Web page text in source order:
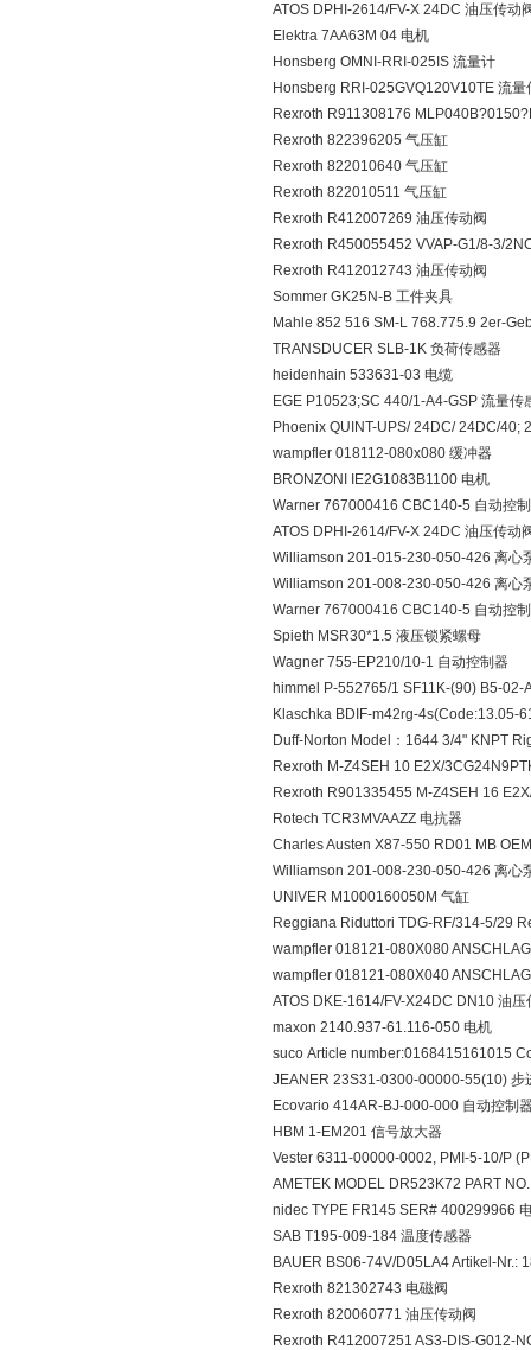
ATOS DPHI-2614/FV-X 24DC 油压传动
Elektra 7AA63M 04 电机
Honsberg OMNI-RRI-025IS 流量计
Honsberg RRI-025GVQ120V10TE 流量
Rexroth R911308176
Rexroth 822396205 气压缸
Rexroth 822010640 气压缸
Rexroth 822010511 气压缸
Rexroth R412007269 油压传动阀
Rexroth R450055452 VVAP-G1/8-3/
Rexroth R412012743 油压传动阀
Sommer GK25N-B 工件夹具
Mahle 852 516 SM-L 768.775.9 2er-
TRANSDUCER SLB-1K 负荷传感器
heidenhain 533631-03 电缆
EGE P10523;SC 440/1-A4-GSP 流量传
Phoenix QUINT-UPS/ 24DC/ 24DC/40;
wampfler 018112-080x080 缓冲器
BRONZONI IE2G1083B1100 电机
Warner 767000416 CBC140-5 自动控
ATOS DPHI-2614/FV-X 24DC 油压传动
Williamson 201-015-230-050-426 离心
Williamson 201-008-230-050-426 离心
Warner 767000416 CBC140-5 自动控
Spieth MSR30*1.5 液压锁紧螺母
Wagner 755-EP210/10-1 自动控制器
himmel P-552765/1 SF11K-(90) B5-02-
Klaschka BDIF-m42rg-4s(Code:13.05-
Duff-Norton Model：1644 3/4" KNPT
Rexroth M-Z4SEH 10 E2X/
Rexroth R901335455 M-Z4SEH 16
Rotech TCR3MVAAZZ 电抗器
Charles Austen X87-550 RD01 MB
Williamson 201-008-230-050-426 离心
UNIVER M1000160050M 气缸
Reggiana Riduttori TDG-RF/314-5/29
wampfler 018121-080X080
wampfler 018121-080X040
ATOS DKE-1614/FV-X24DC DN10 油压
maxon 2140.937-61.116-050 电机
suco Article number:0168415161015
JEANER 23S31-0300-00000-55(10) 步
Ecovario 414AR-BJ-000-000 自动控制
HBM 1-EM201 信号放大器
Vester 6311-00000-0002, PMI-5-10/P
AMETEK MODEL DR523K72 PART
nidec TYPE FR145 SER# 400299966
SAB T195-009-184 温度传感器
BAUER BS06-74V/D05LA4 Artikel-Nr.:
Rexroth 821302743 电磁阀
Rexroth 820060771 油压传动阀
Rexroth R412007251 AS3-DIS-G012-